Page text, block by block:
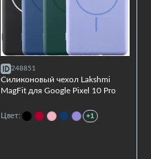
248851
Силиконовый чехол Lakshmi
MagFit для Google Pixel 10 Pro
Цвет: +1